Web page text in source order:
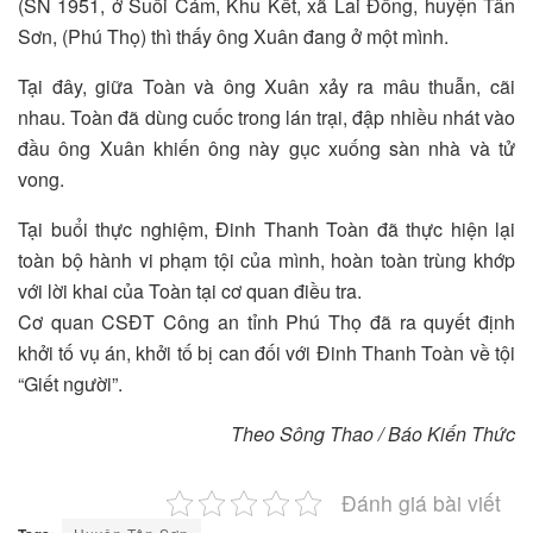
(SN 1951, ở Suối Cám, Khu Kết, xã Lai Đồng, huyện Tân
Sơn, (Phú Thọ) thì thấy ông Xuân đang ở một mình.
Tại đây, giữa Toàn và ông Xuân xảy ra mâu thuẫn, cãi
nhau. Toàn đã dùng cuốc trong lán trại, đập nhiều nhát vào
đầu ông Xuân khiến ông này gục xuống sàn nhà và tử
vong.
Tại buổi thực nghiệm, Đinh Thanh Toàn đã thực hiện lại
toàn bộ hành vi phạm tội của mình, hoàn toàn trùng khớp
với lời khai của Toàn tại cơ quan điều tra.
Cơ quan CSĐT Công an tỉnh Phú Thọ đã ra quyết định
khởi tố vụ án, khởi tố bị can đối với Đinh Thanh Toàn về tội
“Giết người”.
Theo Sông Thao / Báo Kiến Thức
Đánh giá bài viết